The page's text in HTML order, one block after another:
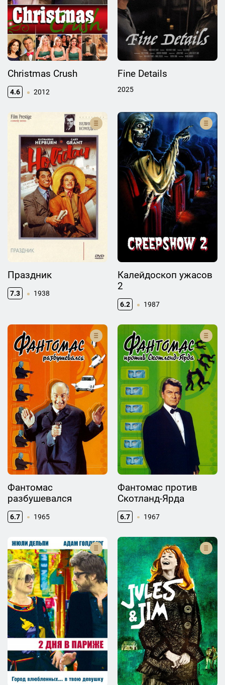
Christmas Crush
4.6 2012
Fine Details
2025
Праздник
7.3 1938
Калейдоскоп ужасов
2
6.2 1987
Фантомас
разбушевался
6.7 1965
Фантомас против
Скотланд-Ярда
6.7 1967